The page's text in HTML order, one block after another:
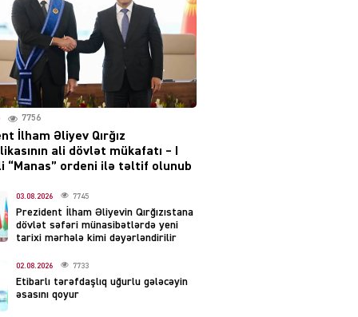
Rusiya-Ukrayna
münaqişəsinin həllində
irəliləyiş var – Tramp
07.08.2026 5503
Prezident 2 fərman
07.08.2026
“Tramp yolu”na HƏMLƏ –
REAKSİYA
7756
İlham Əliyev Qırğız
ali dövlət mükafatı – I
“Manas” ordeni ilə təltif olunub
03.08.2026 7745
Prezident İlham Əliyevin Qırğızıstana
dövlət səfəri münasibətlərdə yeni
tarixi mərhələ kimi dəyərləndirilir
02.08.2026 7733
Etibarlı tərəfdaşlıq uğurlu gələcəyin
əsasını qoyur